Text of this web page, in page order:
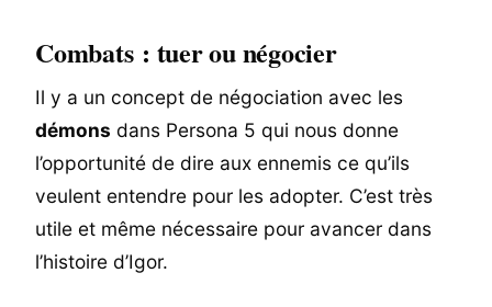
Combats : tuer ou négocier
Il y a un concept de négociation avec les
démons dans Persona 5 qui nous donne
l’opportunité de dire aux ennemis ce qu’ils
veulent entendre pour les adopter. C’est très
utile et même nécessaire pour avancer dans
l’histoire d’Igor.